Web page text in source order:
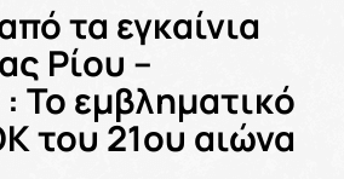
τα εγκαίνια
Ρίου –
Το εμβληματικό
του 21ου αιώνα